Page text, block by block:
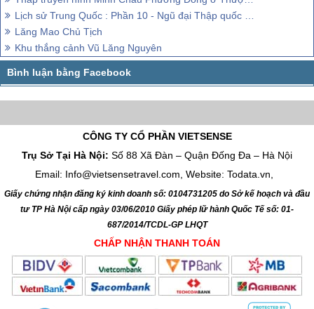
Lịch sử Trung Quốc : Phần 10 - Ngũ đại Thập quốc - Nhà Tống
Lăng Mao Chủ Tịch
Khu thắng cảnh Vũ Lăng Nguyên
CÔNG TY CỔ PHẦN VIETSENSE
Trụ Sở Tại Hà Nội: Số 88 Xã Đàn – Quận Đống Đa – Hà Nội
Email: Info@vietsensetravel.com, Website: Todata.vn,
Giấy chứng nhận đăng ký kinh doanh số: 0104731205 do Sở kế hoạch và đầu
tư TP Hà Nội cấp ngày 03/06/2010 Giấy phép lữ hành Quốc Tế số: 01-
687/2014/TCDL-GP LHQT
CHẤP NHẬN THANH TOÁN